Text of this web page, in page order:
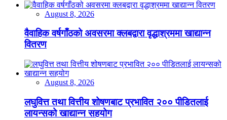
August 8, 2026
वैवाहिक वर्षगाँठको अवसरमा क्लबद्वारा वृद्धाश्रममा खाद्यान्न
वितरण
August 8, 2026
लघुवित्त तथा वित्तीय शोषणबाट प्रभावित २०० पीडितलाई
लायन्सको खाद्यान्न सहयोग